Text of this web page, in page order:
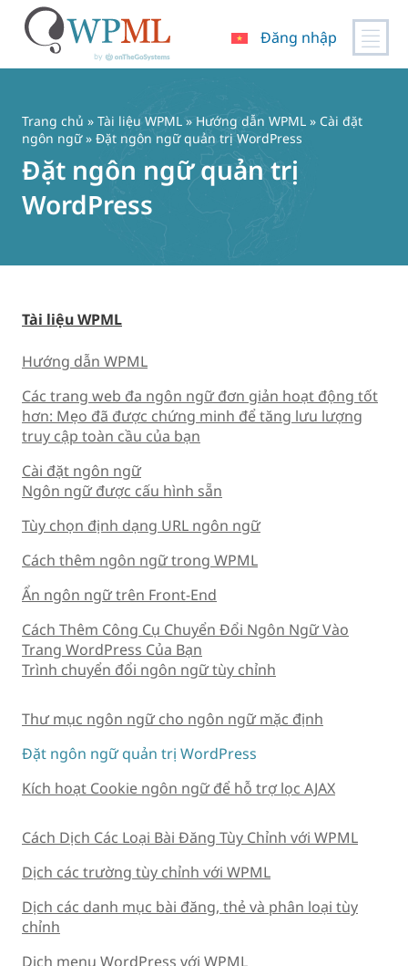
dung
Đăng nhập
Trang chủ » Tài liệu WPML » Hướng dẫn WPML » Cài đặt
ngôn ngữ» Đặt ngôn ngữ quản trị WordPress
Đặt ngôn ngữ quản trị
WordPress
Tài liệu WPML
Hướng dẫn WPML
Các trang web đa ngôn ngữ đơn giản hoạt động tốt
hơn: Mẹo đã được chứng minh để tăng lưu lượng
truy cập toàn cầu của bạn
Cài đặt ngôn ngữ
Ngôn ngữ được cấu hình sẵn
Tùy chọn định dạng URL ngôn ngữ
Cách thêm ngôn ngữ trong WPML
Ẩn ngôn ngữ trên Front-End
Cách Thêm Công Cụ Chuyển Đổi Ngôn Ngữ Vào
Trang WordPress Của Bạn
Trình chuyển đổi ngôn ngữ tùy chỉnh
Thư mục ngôn ngữ cho ngôn ngữ mặc định
Đặt ngôn ngữ quản trị WordPress
Kích hoạt Cookie ngôn ngữ để hỗ trợ lọc AJAX
Cách Dịch Các Loại Bài Đăng Tùy Chỉnh với WPML
Dịch các trường tùy chỉnh với WPML
Dịch các danh mục bài đăng, thẻ và phân loại tùy
chỉnh
Dịch menu WordPress với WPML